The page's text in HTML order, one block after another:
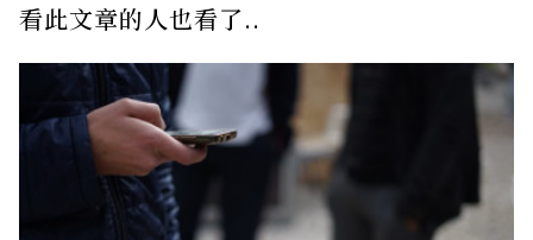
看此文章的人也看了..